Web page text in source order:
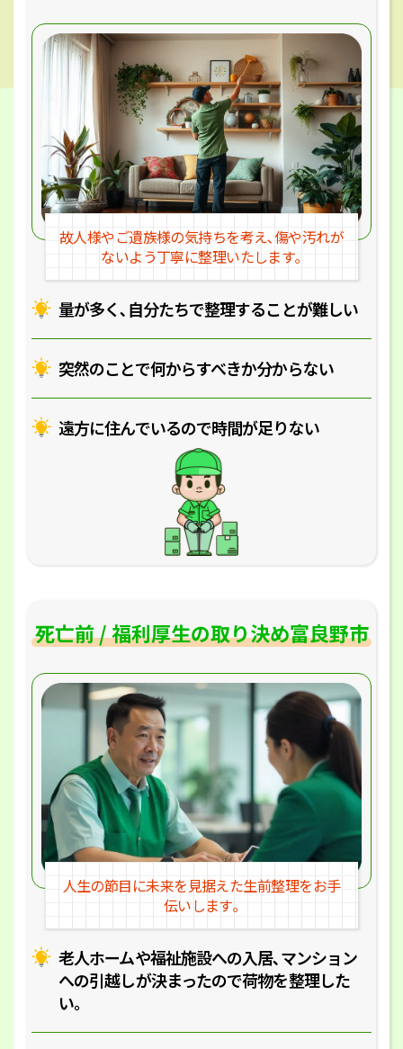
量が多く､自分たちで整理することが難しい
突然のことで何からすべきか分からない
遠方に住んでいるので時間が足りない
故人様やご遺族様の気持ちを考え､傷や汚れが
ないよう丁寧に整理いたします｡
死亡前 / 福利厚生の取り決め富良野市
老人ホームや福祉施設への入居､マンション
への引越しが決まったので荷物を整理した
い｡
人生の節目に未来を見据えた生前整理をお手
伝いします｡